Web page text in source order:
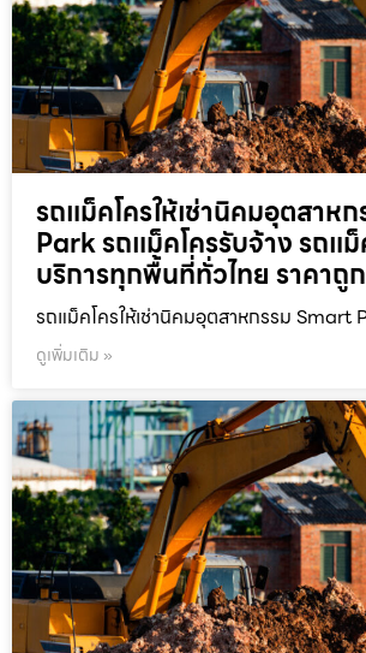
รถแม็คโครให้เช่านิคมอุตสาห
Park รถแม็คโครรับจ้าง รถแม็
บริการทุกพื้นที่ทั่วไทย ราคาถูก
รถแม็คโครให้เช่านิคมอุตสาหกรรม Smart
ดูเพิ่มเติม »